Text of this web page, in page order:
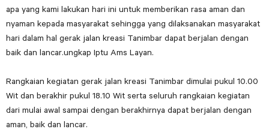
apa yang kami lakukan hari ini untuk memberikan rasa aman dan
nyaman kepada masyarakat sehingga yang dilaksanakan masyarakat
hari dalam hal gerak jalan kreasi Tanimbar dapat berjalan dengan
baik dan lancar.ungkap Iptu Ams Layan.
Rangkaian kegiatan gerak jalan kreasi Tanimbar dimulai pukul 10.00
Wit dan berakhir pukul 18.10 Wit serta seluruh rangkaian kegiatan
dari mulai awal sampai dengan berakhirnya dapat berjalan dengan
aman, baik dan lancar.